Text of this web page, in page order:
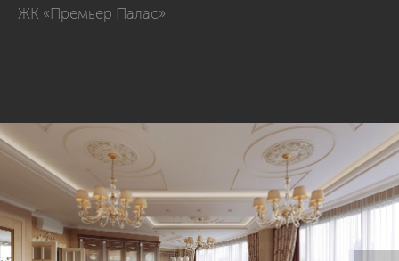
ЖК «Премьер Палас»